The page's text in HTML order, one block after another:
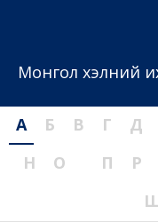
Монгол хэлний
А Б В Г Д
Н
О П Р